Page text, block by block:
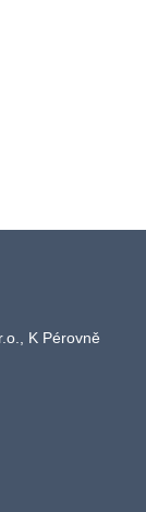
K Pérovně